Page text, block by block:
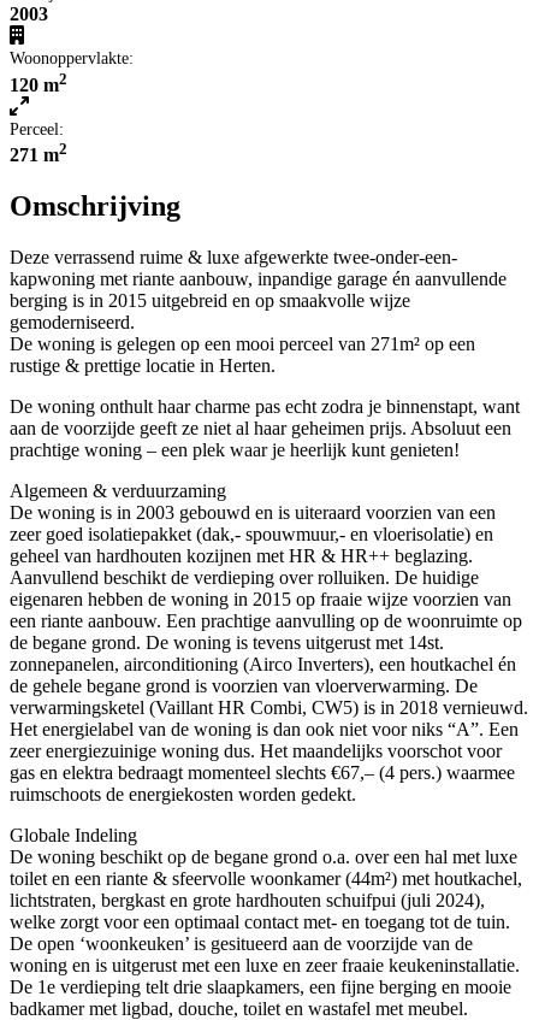
2003
Woonoppervlakte:
120 m2
Perceel:
271 m2
Omschrijving
Deze verrassend ruime & luxe afgewerkte twee-onder-een-
kapwoning met riante aanbouw, inpandige garage én aanvullende
berging is in 2015 uitgebreid en op smaakvolle wijze
gemoderniseerd.
De woning is gelegen op een mooi perceel van 271m² op een
rustige & prettige locatie in Herten.
De woning onthult haar charme pas echt zodra je binnenstapt, want
aan de voorzijde geeft ze niet al haar geheimen prijs. Absoluut een
prachtige woning – een plek waar je heerlijk kunt genieten!
Algemeen & verduurzaming
De woning is in 2003 gebouwd en is uiteraard voorzien van een
zeer goed isolatiepakket (dak,- spouwmuur,- en vloerisolatie) en
geheel van hardhouten kozijnen met HR & HR++ beglazing.
Aanvullend beschikt de verdieping over rolluiken. De huidige
eigenaren hebben de woning in 2015 op fraaie wijze voorzien van
een riante aanbouw. Een prachtige aanvulling op de woonruimte op
de begane grond. De woning is tevens uitgerust met 14st.
zonnepanelen, airconditioning (Airco Inverters), een houtkachel én
de gehele begane grond is voorzien van vloerverwarming. De
verwarmingsketel (Vaillant HR Combi, CW5) is in 2018 vernieuwd.
Het energielabel van de woning is dan ook niet voor niks “A”. Een
zeer energiezuinige woning dus. Het maandelijks voorschot voor
gas en elektra bedraagt momenteel slechts €67,– (4 pers.) waarmee
ruimschoots de energiekosten worden gedekt.
Globale Indeling
De woning beschikt op de begane grond o.a. over een hal met luxe
toilet en een riante & sfeervolle woonkamer (44m²) met houtkachel,
lichtstraten, bergkast en grote hardhouten schuifpui (juli 2024),
welke zorgt voor een optimaal contact met- en toegang tot de tuin.
De open ‘woonkeuken’ is gesitueerd aan de voorzijde van de
woning en is uitgerust met een luxe en zeer fraaie keukeninstallatie.
De 1e verdieping telt drie slaapkamers, een fijne berging en mooie
badkamer met ligbad, douche, toilet en wastafel met meubel.